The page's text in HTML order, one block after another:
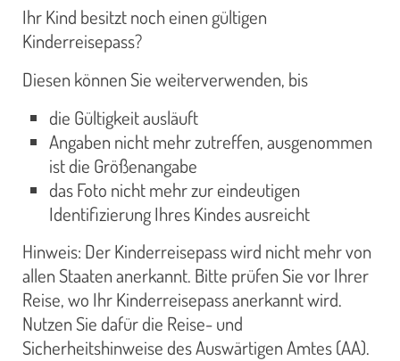
Ihr Kind besitzt noch einen gültigen
Kinderreisepass?
Diesen können Sie weiterverwenden, bis
die Gültigkeit ausläuft
Angaben nicht mehr zutreffen, ausgenommen
ist die Größenangabe
das Foto nicht mehr zur eindeutigen
Identifizierung Ihres Kindes ausreicht
Hinweis: Der Kinderreisepass wird nicht mehr von
allen Staaten anerkannt. Bitte prüfen Sie vor Ihrer
Reise, wo Ihr Kinderreisepass anerkannt wird.
Nutzen Sie dafür die Reise- und
Sicherheitshinweise des Auswärtigen Amtes (AA).